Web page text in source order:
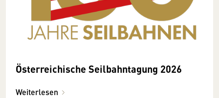
Österreichische Seilbahntagung 2026
Weiterlesen